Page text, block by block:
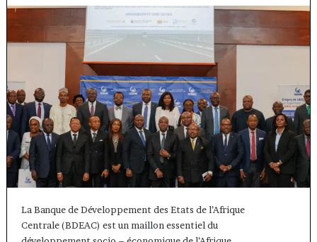
La Banque de Développement des Etats de l’Afrique
Centrale (BDEAC) est un maillon essentiel du